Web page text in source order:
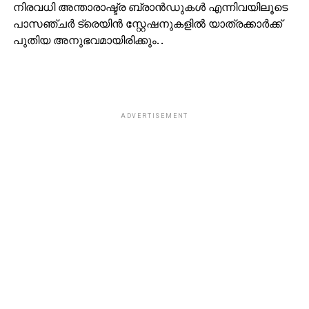
നിരവധി അന്താരാഷ്ട്ര ബ്രാന്‍ഡുകള്‍ എന്നിവയിലൂടെ
പാസഞ്ചര്‍ ട്രെയിന്‍ സ്റ്റേഷനുകളില്‍ യാത്രക്കാര്‍ക്ക്
പുതിയ അനുഭവമായിരിക്കും. .
ADVERTISEMENT